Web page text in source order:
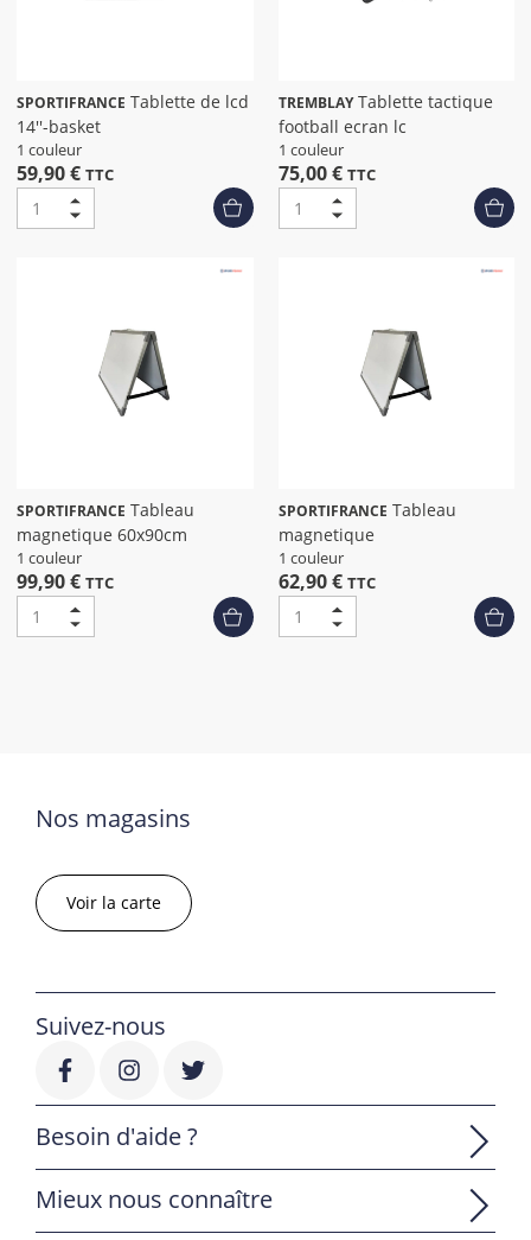
SPORTIFRANCE
14''-basket
1 couleur
59,90 € TTC
TREMBLAYTablette tactique
football ecran lc
1 couleur
75,00 € TTC
SPORTIFRANCE
magnetique 60x90cm
1 couleur
99,90 € TTC
SPORTIFRANCE
magnetique
1 couleur
62,90 € TTC
Nos magasins
Voir la carte
Suivez-nous
Besoin d'aide ?
Mieux nous connaître